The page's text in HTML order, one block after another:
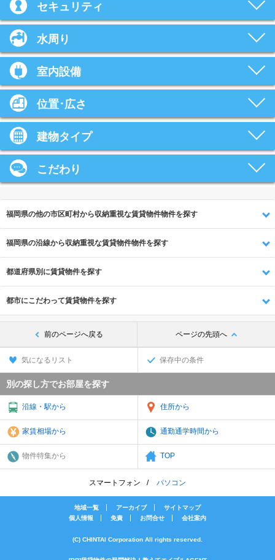
セキュリティ
水周り
室内設備
位置･広さ
建物タイプ
こだわり
福岡県の他の市区町村から収納重視な賃貸物件物件を探す
福岡県の沿線から収納重視な賃貸物件物件を探す
都道府県別に賃貸物件を探す
都市にこだわって賃貸物件を探す
前のページへ戻る ページの先頭へ
気になるリスト 保存中の条件
別の探し方でお部屋を探す
沿線・駅から 住所から
家賃相場から 通勤通学時間から
物件特集から TOP
スマートフォン パソコン
地域一覧 アーカイブ
サイトマップ
個人情報
免責 お問合せ 会社案内
(C) CHINTAI Corporation All rights reserved.